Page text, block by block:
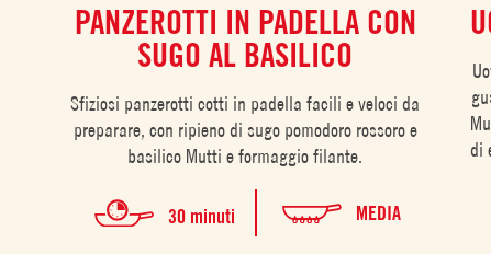
PANZEROTTI IN PADELLA CON
SUGO AL BASILICO
Sfiziosi panzerotti cotti in padella facili e veloci da
preparare, con ripieno di sugo pomodoro rossoro e
basilico Mutti e formaggio filante.
30 minuti MEDIA
di